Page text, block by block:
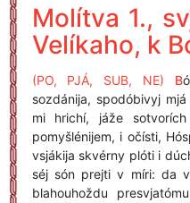
Molítva 1.,
Velíkaho, k
(PO, PJÁ, SUB, NE) B
sozdánija, spodóbivyj
mi hrichí, jáže
pomyšlénijem, i očísti,
vsjákija skvérny plóti i
séj són prejti v míri: da
blahouhoždu